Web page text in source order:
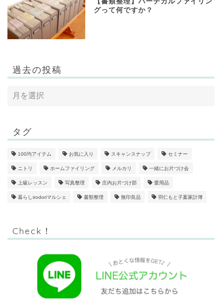
グって何ですか？
過去の投稿
タグ
100均アイテム お気に入り スキャンスナップ セミナー
ニトリ ホームファイリング メルカリ 一緒にお片づけ会
上級レッスン 写真整理 庄内お片づけ部 愛用品
暮らしirodoriマルシェ 書類整理 無印良品 羽仁もと子案家計簿
Check！